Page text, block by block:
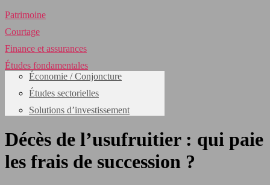
Patrimoine
Courtage
Finance et assurances
Études fondamentales
Économie / Conjoncture
Études sectorielles
Solutions d’investissement
Décès de l’usufruitier : qui paie
les frais de succession ?